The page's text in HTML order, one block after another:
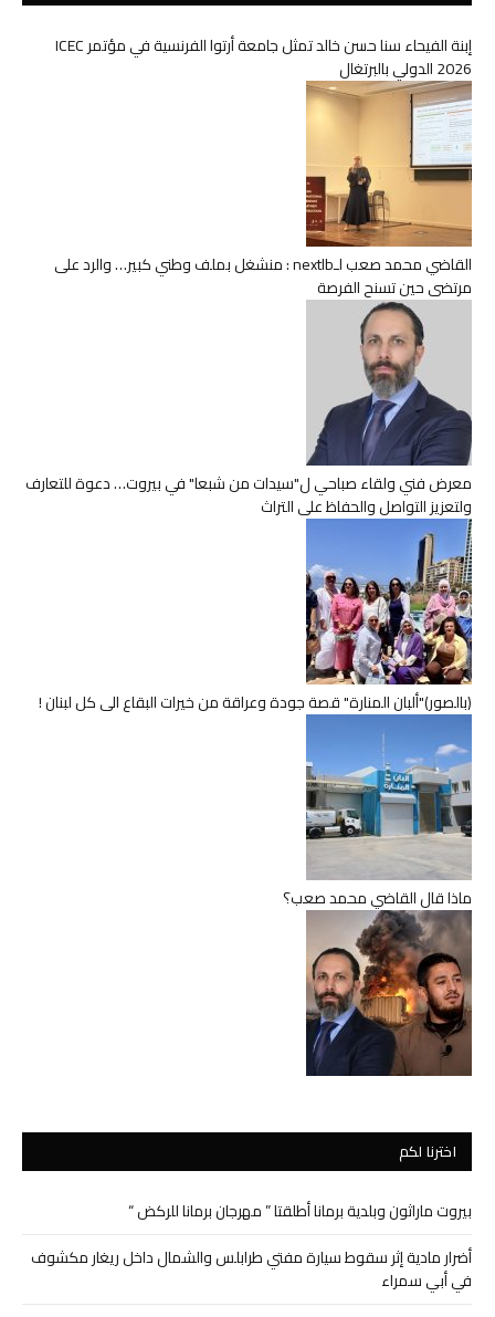
إبنة الفيحاء سنا حسن خالد تمثل جامعة أرتوا الفرنسية في مؤتمر ICEC
2026 الدولي بالبرتغال
القاضي محمد صعب لـnextlb : منشغل بملف وطني كبير… والرد على
مرتضى حين تسنح الفرصة
معرض فني ولقاء صباحي ل"سيدات من شبعا" في بيروت… دعوة للتعارف
ولتعزيز التواصل والحفاظ على التراث
(بالصور)"ألبان المنارة" قصة جودة وعراقة من خيرات البقاع الى كل لبنان !
ماذا قال القاضي محمد صعب؟
اخترنا لكم
بيروت ماراثون وبلدية برمانا أطلقتا ” مهرجان برمانا للركض “
أضرار مادية إثر سقوط سيارة مفتي طرابلس والشمال داخل ريغار مكشوف
في أبي سمراء